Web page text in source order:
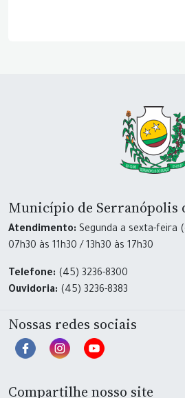
Município de Serranópolis
Atendimento: Segunda a sexta-feira
07h30 às 11h30 / 13h30 às 17h30
Telefone: (45) 3236-8300
Ouvidoria: (45) 3236-8383
Nossas redes sociais
Compartilhe nosso site